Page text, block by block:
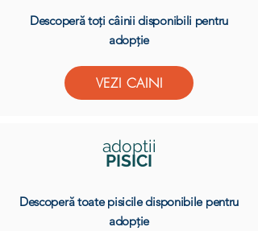
Descoperă toți câinii disponibili pentru
adopție
VEZI CAINI
adoptii
PISICI
Descoperă toate pisicile disponibile pentru
adopție